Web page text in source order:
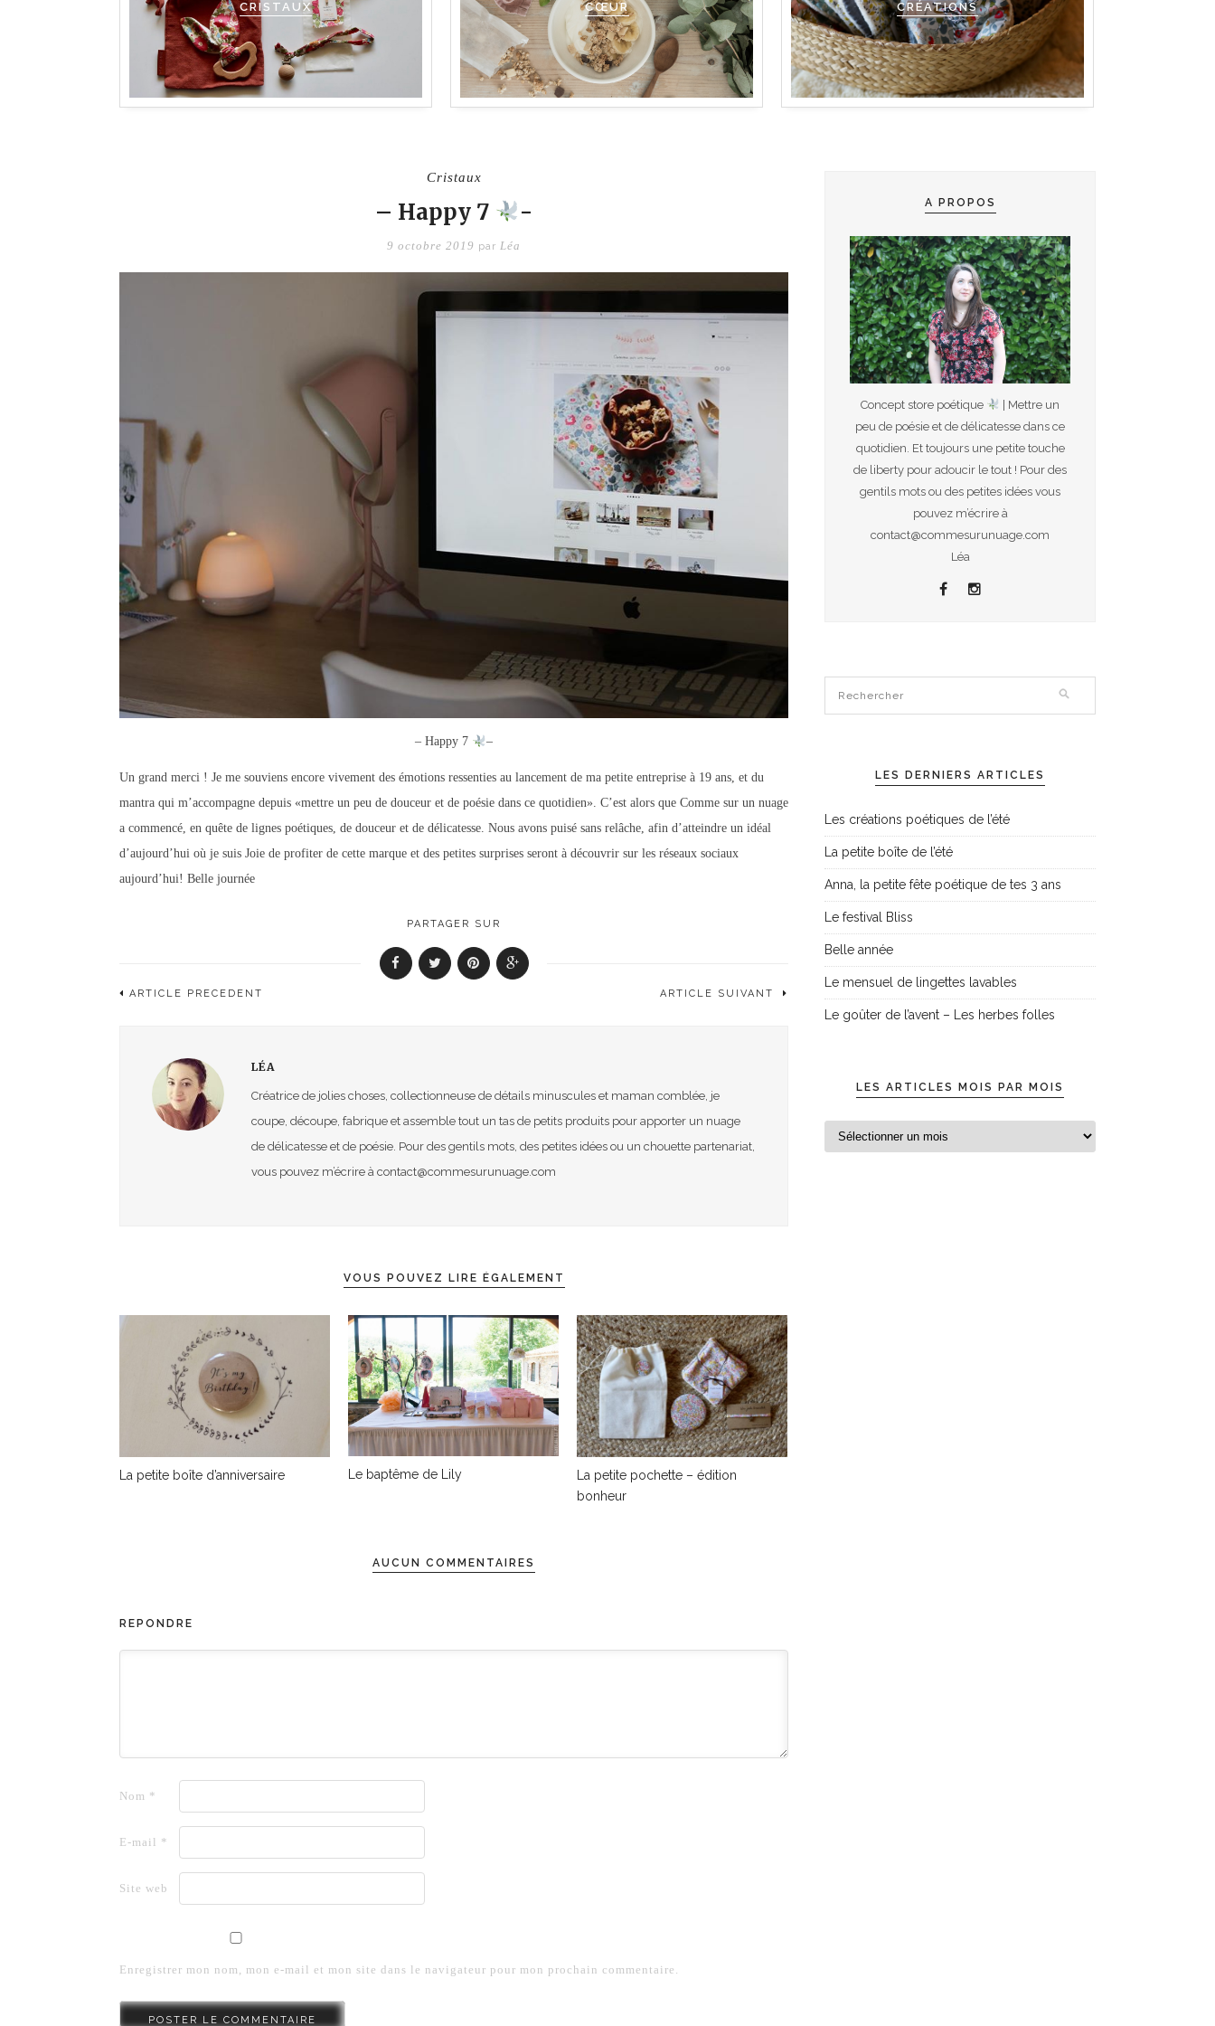
CRISTAUX CŒUR CRÉATIONS
Cristaux
– Happy 7 -
9 octobre 2019 par Léa
– Happy 7 –
Un grand merci ! Je me souviens encore vivement des émotions ressenties au lancement de ma petite entreprise à 19 ans, et du
mantra qui m’accompagne depuis «mettre un peu de douceur et de poésie dans ce quotidien». C’est alors que Comme sur un nuage
a commencé, en quête de lignes poétiques, de douceur et de délicatesse. Nous avons puisé sans relâche, afin d’atteindre un idéal
d’aujourd’hui où je suis Joie de profiter de cette marque et des petites surprises seront à découvrir sur les réseaux sociaux
aujourd’hui! Belle journée
PARTAGER SUR
ARTICLE PRÉCÉDENT ARTICLE SUIVANT
LÉA
Créatrice de jolies choses, collectionneuse de détails minuscules et maman comblée, je
coupe, découpe, fabrique et assemble tout un tas de petits produits pour apporter un nuage
de délicatesse et de poésie. Pour des gentils mots, des petites idées ou un chouette partenariat,
vous pouvez m’écrire à contact@commesurunuage.com
VOUS POUVEZ LIRE ÉGALEMENT
La petite boîte d’anniversaire Le baptême de Lily
La petite pochette – édition
bonheur
AUCUN COMMENTAIRES
RÉPONDRE
Nom *
E-mail *
Site web
Enregistrer mon nom, mon e-mail et mon site dans le navigateur pour mon prochain commentaire.
A PROPOS
Concept store poétique
| Mettre un
peu de poésie et de délicatesse dans ce
quotidien. Et toujours une petite touche
de liberty pour adoucir le tout ! Pour des
gentils mots ou des petites idées vous
pouvez m’écrire à
contact@commesurunuage.com
Léa
LES DERNIERS ARTICLES
Les créations poétiques de l’été
La petite boîte de l’été
Anna, la petite fête poétique de tes 3 ans
Le festival Bliss
Belle année
Le mensuel de lingettes lavables
Le goûter de l’avent – Les herbes folles
LES ARTICLES MOIS PAR MOIS